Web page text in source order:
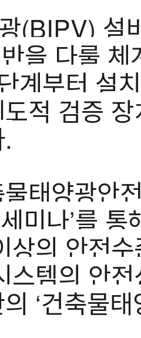
(BIPV) 설
을 다룰 체
계부터 설
적 검증
태양광안
미나’를
상의 안전
스템의 안
‘건축물